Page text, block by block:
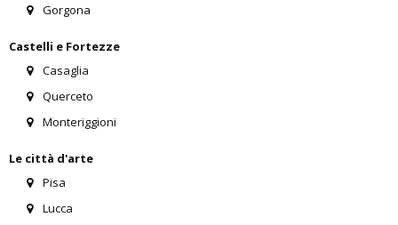
Gorgona
Castelli e Fortezze
Casaglia
Querceto
Monteriggioni
Le città d'arte
Pisa
Lucca